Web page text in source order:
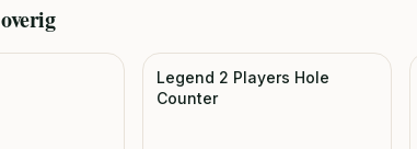
overig
Legend 2 Players Hole
Counter